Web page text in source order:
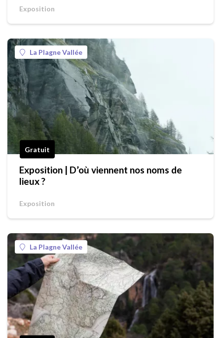
Exposition
La Plagne Vallée
Gratuit
Exposition | D’où viennent nos noms de
lieux ?
Exposition
La Plagne Vallée